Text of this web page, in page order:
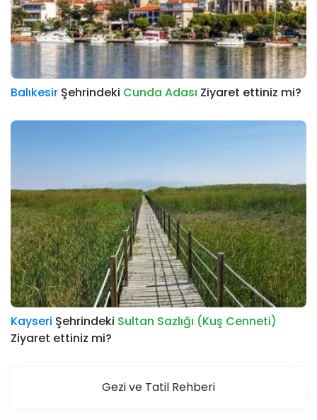
Balıkesir Şehrindeki Cunda Adası Ziyaret ettiniz mi?
Kayseri Şehrindeki Sultan Sazlığı (Kuş Cenneti)
Ziyaret ettiniz mi?
Gezi ve Tatil Rehberi